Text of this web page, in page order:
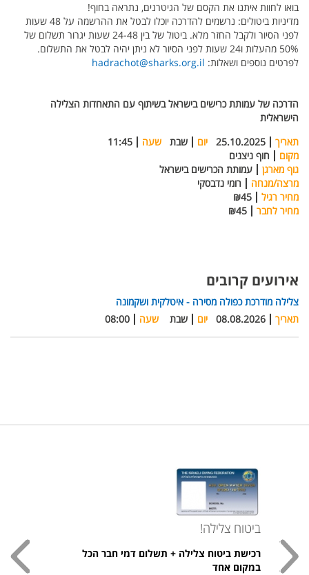
בואו לחוות איתנו את הקסם של הגיטרנים, נתראה בחוף!
מדיניות ביטולים: נרשמים להדרכה יוכלו לבטל את ההרשמה על 48 שעות
לפני הסיור ולקבל החזר מלא. ביטול של בין 24-48 שעות יגרור תשלום של
50% מהעלות ו24 שעות לפני הסיור לא ניתן יהיה לבטל את התשלום.
לפרטים נוספים ושאלות: hadrachot@sharks.org.il
הדרכה של עמותת כרישים בישראל בשיתוף עם התאחדות הצלילה
הישראלית
תאריך
25.10.2025 יום שבת שעה
11:45
מקום
חוף ניצנים
גוף מארגן
עמותת הכרישים בישראל
מרצה/מנחה
רומי נדבסקי
מחיר רגיל
₪45
מחיר לחבר
₪45
אירועים קרובים
צלילה מודרכת כפולה מסירה - איטלקית ושקמונה
תאריך
08.08.2026 יום שבת שעה 08:00
ביטוח צלילה!
רכישת ביטוח צלילה + תשלום דמי חבר הכל
במקום אחד